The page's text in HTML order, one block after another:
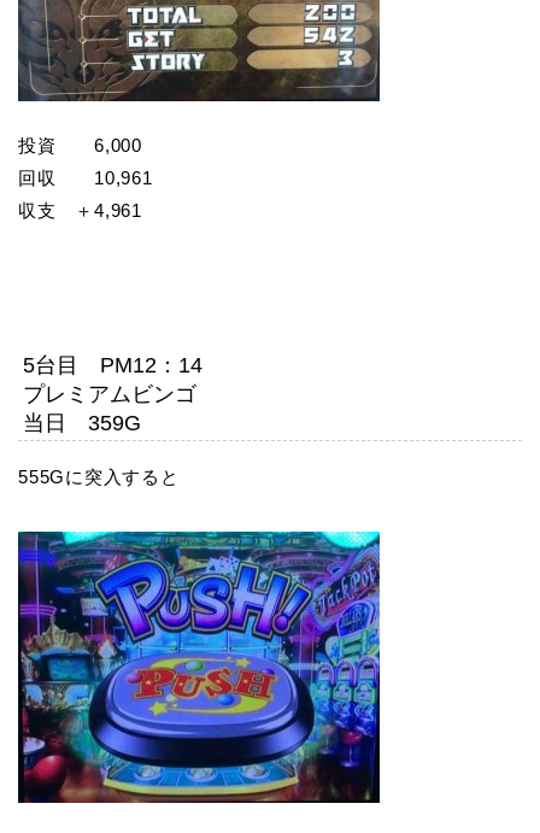
投資 6,000
回収 10,961
収支 ＋4,961
5台目 PM12：14
プレミアムビンゴ
当日 359G
555Gに突入すると